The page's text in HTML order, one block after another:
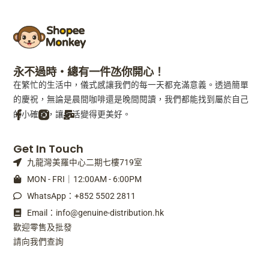
永不過時・總有一件氹你開心！
在繁忙的生活中，儀式感讓我們的每一天都充滿意義。透過簡單
的慶祝，無論是晨間咖啡還是晚間閱讀，我們都能找到屬於自己
的小確幸，讓生活變得更美好。
F
a
c
e
b
o
o
k
-
f
M
a
i
l
-
b
u
l
k
Get In Touch
九龍灣美羅中心二期七樓719室
MON - FRI｜12:00AM - 6:00PM
WhatsApp：+852 5502 2811
Email：info@genuine-distribution.hk
歡迎零售及批發
請向我們查詢